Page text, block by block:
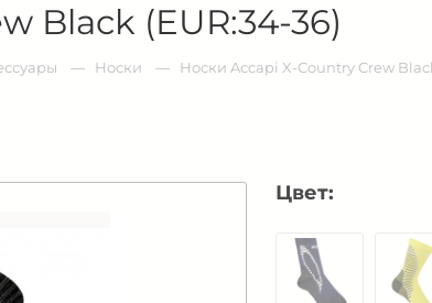
Black (EUR:34-36)
Носки Носки Accapi X-Country Crew
Цвет: